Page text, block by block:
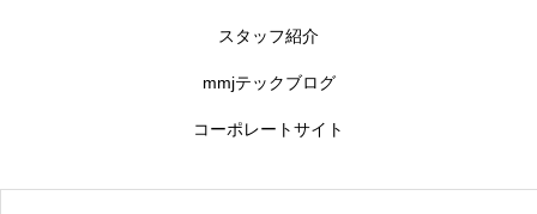
スタッフ紹介
mmjテックブログ
コーポレートサイト